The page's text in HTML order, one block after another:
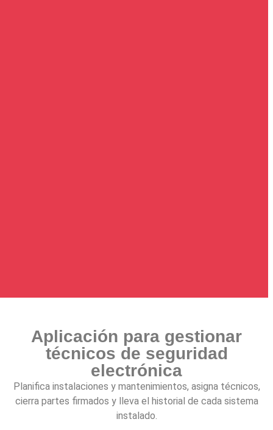
Aplicación para gestionar
técnicos de seguridad
electrónica
Planifica instalaciones y mantenimientos, asigna técnicos,
cierra partes firmados y lleva el historial de cada sistema
instalado.